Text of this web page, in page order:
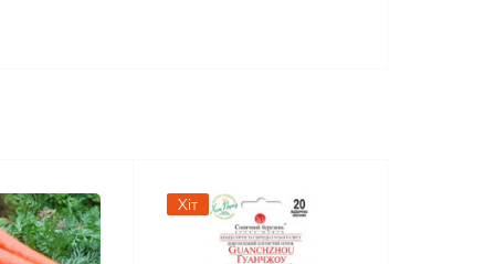
Хіт